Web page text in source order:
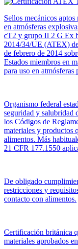
Sellos mecánicos
en atmósferas
cT2 y grupo II 2 G Ex
2014/34/UE (ATEX)
de febrero de 2014
Estados miembros en
para uso en
Organismo federal
seguridad y salubridad
los Códigos de
materiales y productos
alimentos. Más
21 CFR 177.1550
De obligado
restricciones y
contacto con alimentos.
Certificación británica
materiales aprobados